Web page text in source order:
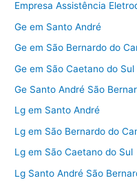
Empresa Assistência
Ge em Santo André
Ge em São Bernardo do
Ge em São Caetano do Sul
Ge Santo André São
Lg em Santo André
Lg em São Bernardo do
Lg em São Caetano do Sul
Lg Santo André São